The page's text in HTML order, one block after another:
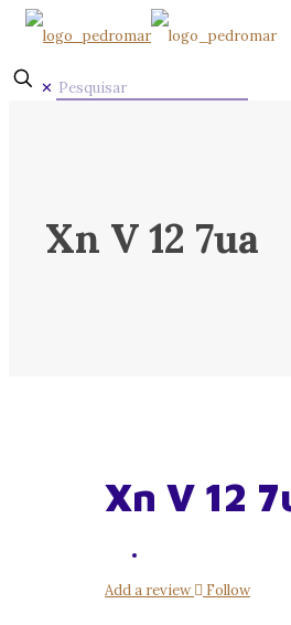
✕
Xn V 12 7ua
Xn V 12
Add a review Follow